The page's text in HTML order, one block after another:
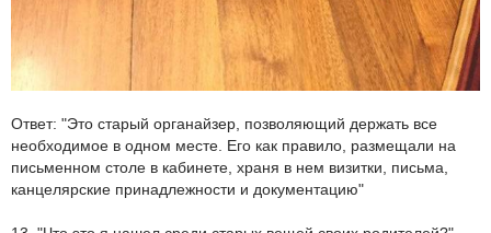
Ответ: "Это старый органайзер, позволяющий держать все
необходимое в одном месте. Его как правило, размещали на
письменном столе в кабинете, храня в нем визитки, письма,
канцелярские принадлежности и документацию"